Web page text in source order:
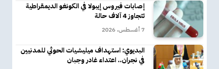
إصابات فيروس إيبولا في الكونغو الديمقراطية
تتجاوز 4 آلاف حالة
7 أغسطس، 2026
البديوي: استهداف ميليشيات الحوثي للمدنيين
في نجران.. اعتداء غادر وجبان